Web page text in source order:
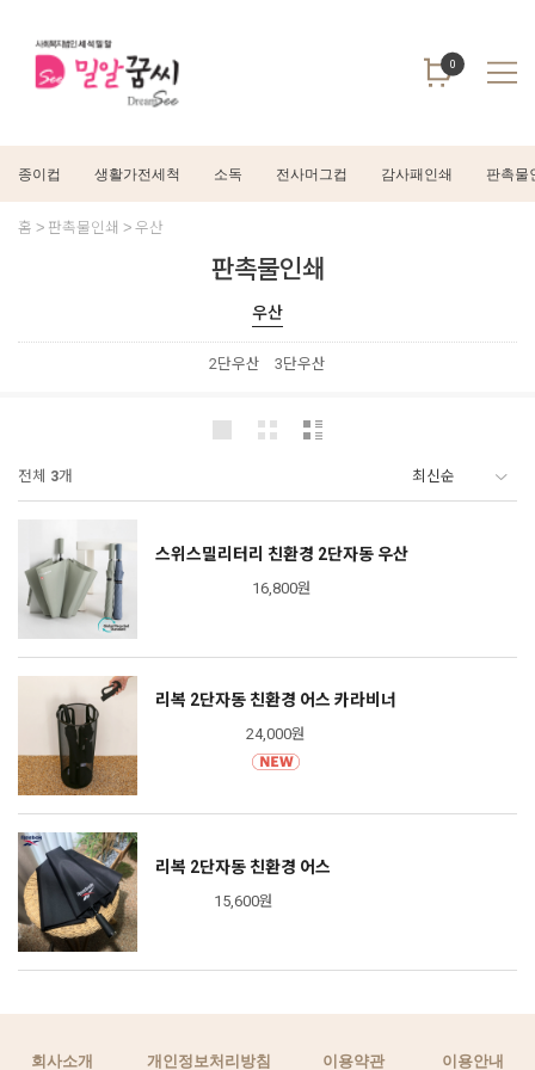
0
종이컵 생활가전세척 소독 전사머그컵 감사패인쇄 판촉물
홈 판촉물인쇄 우산
판촉물인쇄
우산
2단우산 3단우산
전체 3개
스위스밀리터리 친환경 2단자동 우산
16,800원
리복 2단자동 친환경 어스 카라비너
24,000원
리복 2단자동 친환경 어스
15,600원
회사소개 개인정보처리방침 이용약관 이용안내